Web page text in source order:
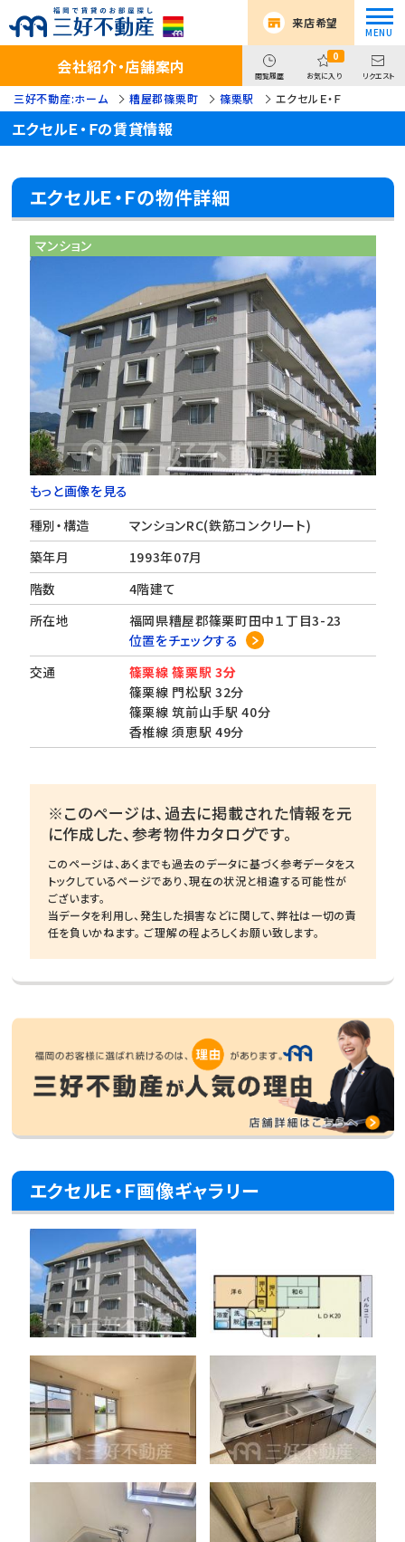
来店希望
会社紹介・店舗案内 閲覧履歴
0
お気に入り リクエスト
三好不動産:ホーム 糟屋郡篠栗町 篠栗駅 エクセルＥ・Ｆ
エクセルＥ・Ｆの賃貸情報
エクセルＥ・Ｆの物件詳細
マンション
もっと画像を見る
種別・構造
マンションRC(鉄筋コンクリート)
築年月
1993年07月
階数
4階建て
所在地
福岡県糟屋郡篠栗町田中１丁目3-23
位置をチェックする
交通
篠栗線 篠栗駅 3分
篠栗線 門松駅 32分
篠栗線 筑前山手駅 40分
香椎線 須恵駅 49分
※このページは、過去に掲載された情報を元
に作成した、参考物件カタログです。
このページは、あくまでも過去のデータに基づく参考データをス
トックしているページであり、現在の状況と相違する可能性が
ございます。
当データを利用し、発生した損害などに関して、弊社は一切の責
任を負いかねます。 ご理解の程よろしくお願い致します。
エクセルＥ・Ｆ画像ギャラリー